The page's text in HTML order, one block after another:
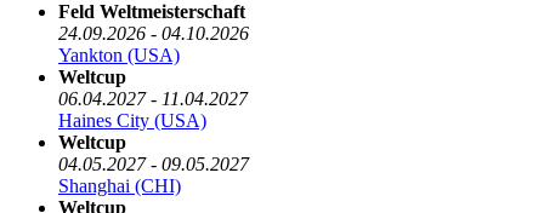
Feld Weltmeisterschaft
24.09.2026 - 04.10.2026
Yankton (USA)
Weltcup
06.04.2027 - 11.04.2027
Haines City (USA)
Weltcup
04.05.2027 - 09.05.2027
Shanghai (CHI)
Weltcup